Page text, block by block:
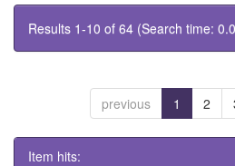
Results 1-10 of 64 (Search time:
previous 1 2
Item hits: